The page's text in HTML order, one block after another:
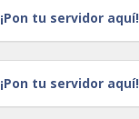
¡Pon tu servidor aquí!
¡Pon tu servidor aquí!